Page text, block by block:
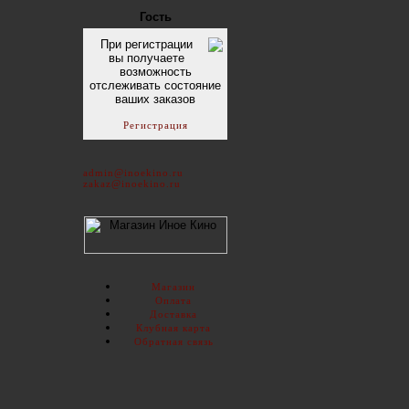
Гость
При регистрации
вы получаете
возможность
отслеживать состояние
ваших заказов
Регистрация
admin@inoekino.ru
zakaz@inoekino.ru
Магазин
Оплата
Доставка
Клубная карта
Обратная связь